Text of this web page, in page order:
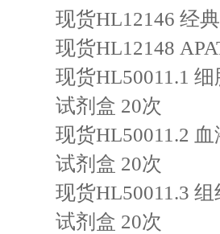
现货HL12146 经
现货HL12148
现货HL50011.1 细
试剂盒 20次
现货HL50011.2
试剂盒 20次
现货HL50011.3 组
试剂盒 20次